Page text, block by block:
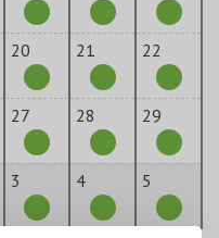
20 21 22
27 28 29
3 4 5